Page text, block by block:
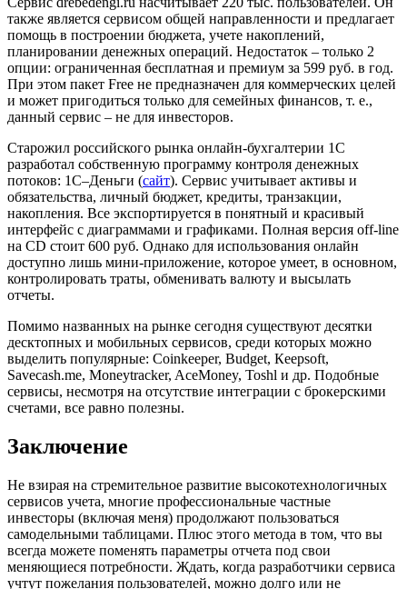
также является сервисом общей направленности и предлагает
помощь в построении бюджета, учете накоплений,
планировании денежных операций. Недостаток – только 2
опции: ограниченная бесплатная и премиум за 599 руб. в год.
При этом пакет Free не предназначен для коммерческих целей
и может пригодиться только для семейных финансов, т. е.,
данный сервис – не для инвесторов.
Старожил российского рынка онлайн-бухгалтерии 1С
разработал собственную программу контроля денежных
потоков: 1C–Деньги (сайт). Сервис учитывает активы и
обязательства, личный бюджет, кредиты, транзакции,
накопления. Все экспортируется в понятный и красивый
интерфейс с диаграммами и графиками. Полная версия off-line
на CD стоит 600 руб. Однако для использования онлайн
доступно лишь мини-приложение, которое умеет, в основном,
контролировать траты, обменивать валюту и высылать
отчеты.
Помимо названных на рынке сегодня существуют десятки
десктопных и мобильных сервисов, среди которых можно
выделить популярные: Coinkeeper, Budget, Кeepsoft,
Savecash.me, Moneytracker, AceMoney, Toshl и др. Подобные
сервисы, несмотря на отсутствие интеграции с брокерскими
счетами, все равно полезны.
Заключение
Не взирая на стремительное развитие высокотехнологичных
сервисов учета, многие профессиональные частные
инвесторы (включая меня) продолжают пользоваться
самодельными таблицами. Плюс этого метода в том, что вы
всегда можете поменять параметры отчета под свои
меняющиеся потребности. Ждать, когда разработчики сервиса
учтут пожелания пользователей, можно долго или не